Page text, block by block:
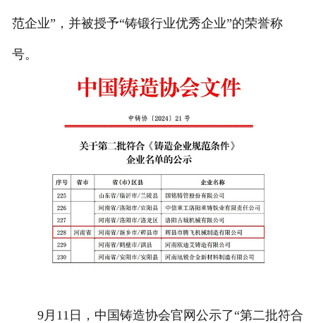
范企业”，并被授予“铸锻行业优秀企业”的荣誉称
号。
9月11日，中国铸造协会官网公示了“第二批符合